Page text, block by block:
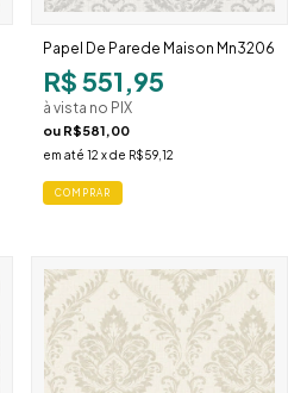
Papel De Parede Maison Mn3206
R$ 551,95
à vista no PIX
ou R$581,00
em até 12 x de R$59,12